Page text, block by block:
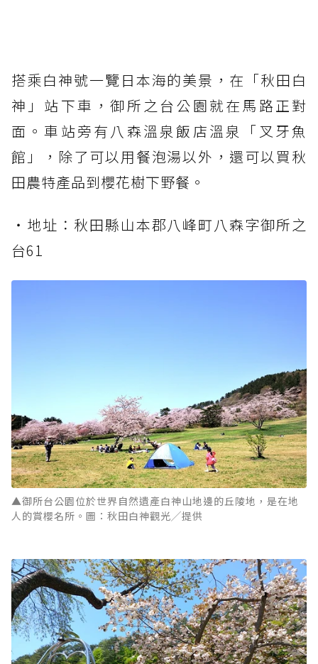
搭乘白神號一覽日本海的美景，在「秋田白
神」站下車，御所之台公園就在馬路正對
面。車站旁有八森溫泉飯店溫泉「叉牙魚
館」，除了可以用餐泡湯以外，還可以買秋
田農特產品到櫻花樹下野餐。
・地址：秋田縣山本郡八峰町八森字御所之
台61
▲御所台公園位於世界自然遺產白神山地邊的丘陵地，是在地
人的賞櫻名所。圖：秋田白神觀光╱提供